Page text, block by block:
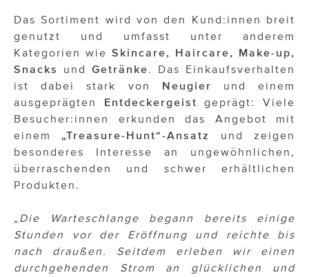
rot weiss rosé
OTTO AM DONAUKANAL
sehen!wutscher
SISTER ACT
Solid & Bold
The Budims
Das Sortiment wird von den Kund:innen breit
genutzt und umfasst unter anderem
Kategorien wie Skincare, Haircare, Make-up,
Snacks
und Getränke. Das Einkaufsverhalten
ist dabei stark von Neugier und einem
ausgeprägten Entdeckergeist geprägt: Viele
Besucher:innen erkunden das Angebot mit
einem „Treasure-Hunt“-Ansatz
und zeigen
besonderes Interesse an ungewöhnlichen,
überraschenden und schwer erhältlichen
Produkten.
„Die Warteschlange begann bereits einige
Stunden vor der Eröffnung und reichte bis
nach draußen. Seitdem erleben wir einen
durchgehenden Strom an glücklichen und